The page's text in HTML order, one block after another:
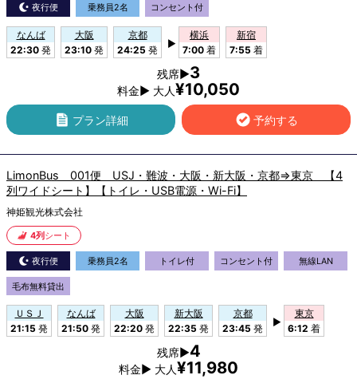
夜行便 乗務員2名 コンセント付
なんば
22:30 発
大阪
23:10 発
京都
24:25 発
▶
横浜
7:00 着
新宿
7:55 着
残席▶3
料金▶ 大人¥10,050
プラン詳細 予約する
LimonBus 001便 USJ・難波・大阪・新大阪・京都⇒東京 【4
列ワイドシート】【トイレ・USB電源・Wi-Fi】
神姫観光株式会社
4列 シート
夜行便 乗務員2名 トイレ付 コンセント付 無線LAN
毛布無料貸出
ＵＳＪ
21:15 発
なんば
21:50 発
大阪
22:20 発
新大阪
22:35 発
京都
23:45 発
▶
東京
6:12 着
残席▶4
料金▶ 大人¥11,980